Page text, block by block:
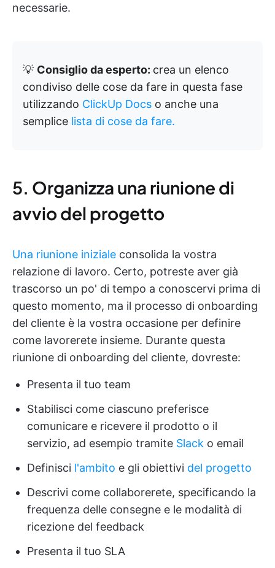
necessarie.
💡 Consiglio da esperto: crea un elenco
condiviso delle cose da fare in questa fase
utilizzando ClickUp Docs o anche una
semplice lista di cose da fare.
5. Organizza una riunione di
avvio del progetto
Una riunione iniziale consolida la vostra
relazione di lavoro. Certo, potreste aver già
trascorso un po' di tempo a conoscervi prima di
questo momento, ma il processo di onboarding
del cliente è la vostra occasione per definire
come lavorerete insieme. Durante questa
riunione di onboarding del cliente, dovreste:
Presenta il tuo team
Stabilisci come ciascuno preferisce
comunicare e ricevere il prodotto o il
servizio, ad esempio tramite Slack o email
Definisci l'ambito e gli obiettivi del progetto
Descrivi come collaborerete, specificando la
frequenza delle consegne e le modalità di
ricezione del feedback
Presenta il tuo SLA